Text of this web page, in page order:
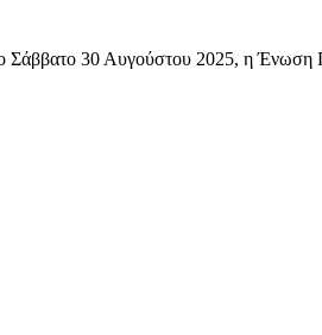
30 Αυγούστου 2025, η Ένωση